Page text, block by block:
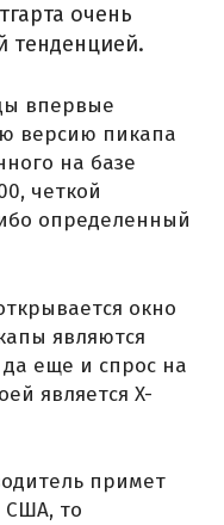
очень
тенденцией.
впервые
версию пикапа
на базе
четкой
определенный
окно
являются
еще и спрос на
является X-
примет
США, то